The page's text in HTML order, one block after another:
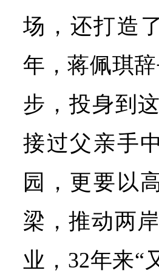
场，还打造
年，蒋佩琪
步，投身到
接过父亲手
园，更要以
梁，推动两
业，32年来“